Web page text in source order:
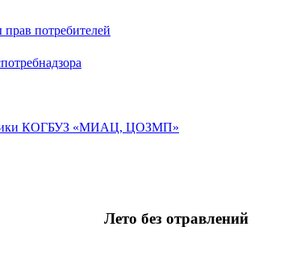
потребителей
КОГБУЗ «МИАЦ, ЦОЗМП»
Лето без отравлений